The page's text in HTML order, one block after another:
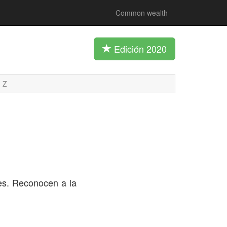
Common wealth
Edición 2020
Z
Reconocen a la